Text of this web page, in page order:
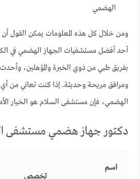
الهضمي
ومن خلال كل هذه المعلومات يمكن القول
أحد أفضل مستشفيات الجهاز الهضمي في
بفريق طبي من ذوي الخبرة والمؤهلين، وأحدث
ومرافق مريحة وحديثة. إذا كنت تعاني من
الهضمي، فإن مستشفى السلام هو الخيار
دكتور جهاز هضمي مستشفى
اسم
تخصص